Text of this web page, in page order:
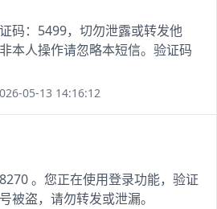
码：5499，切勿泄露或转发他
本人操作请忽略本短信。验证码
05-13 14:16:12
。您正在使用登录功能，验证
被盗，请勿转发或泄漏。